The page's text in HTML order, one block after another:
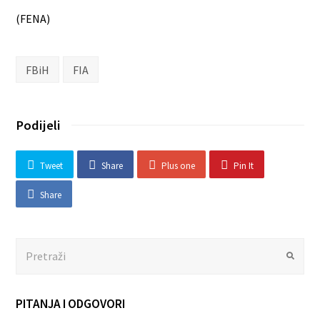
(FENA)
FBiH FIA
Podijeli
Tweet Share Plus one Pin It
Share
Submit
PITANJA I ODGOVORI